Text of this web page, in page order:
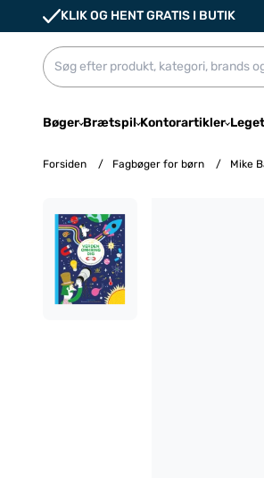
KLIK OG HENT GRATIS I BUTIK
Bøger Brætspil Kontorartikler
Forsiden / Fagbøger for børn / Mike